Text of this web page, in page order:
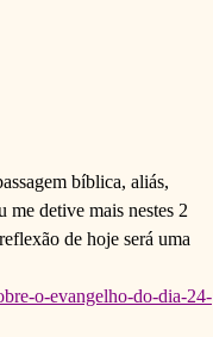
bíblica, aliás,
me detive mais nestes 2
de hoje será uma
o-evangelho-do-dia-24-